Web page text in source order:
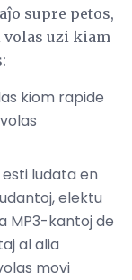
supre petos,
uzi kiam
kiom rapide
esti ludata en
elektu
MP3-kantoj de
al alia
movi